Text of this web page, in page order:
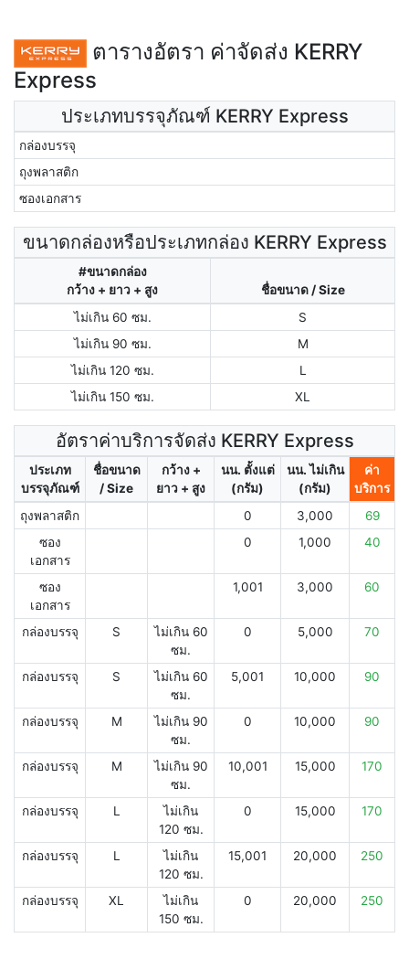
ตารางอัตรา ค่าจัดส่ง KERRY
Express
ประเภทบรรจุภัณฑ์ KERRY Express
กล่องบรรจุ
ถุงพลาสติก
ซองเอกสาร
ขนาดกล่องหรือประเภทกล่อง KERRY Express
#ขนาดกล่อง
กว้าง + ยาว + สูง
ชื่อขนาด / Size
ไม่เกิน 60 ซม.
S
ไม่เกิน 90 ซม.
M
ไม่เกิน 120 ซม.
L
ไม่เกิน 150 ซม.
XL
อัตราค่าบริการจัดส่ง KERRY Express
ประเภท
บรรจุภัณฑ์
ชื่อขนาด
/ Size
กว้าง +
ยาว + สูง
นน. ตั้งแต่
(กรัม)
นน. ไม่เกิน
(กรัม)
ค่า
บริการ
ถุงพลาสติก
0 3,000
69
ซอง
เอกสาร
0 1,000 40
ซอง
เอกสาร
1,001 3,000 60
กล่องบรรจุ S
ไม่เกิน 60
ซม.
0 5,000 70
กล่องบรรจุ S
ไม่เกิน 60
ซม.
5,001 10,000 90
กล่องบรรจุ M
ไม่เกิน 90
ซม.
0 10,000 90
กล่องบรรจุ M
ไม่เกิน 90
ซม.
10,001 15,000 170
กล่องบรรจุ L
ไม่เกิน
120 ซม.
0 15,000 170
กล่องบรรจุ L
ไม่เกิน
120 ซม.
15,001 20,000 250
กล่องบรรจุ XL
ไม่เกิน
150 ซม.
0 20,000 250